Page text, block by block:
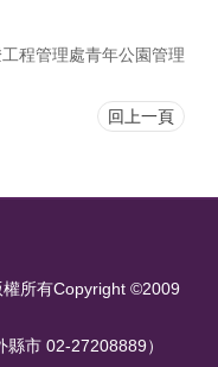
程管理處青年公園管理
回上一頁
所有Copyright ©2009
縣市 02-27208889）